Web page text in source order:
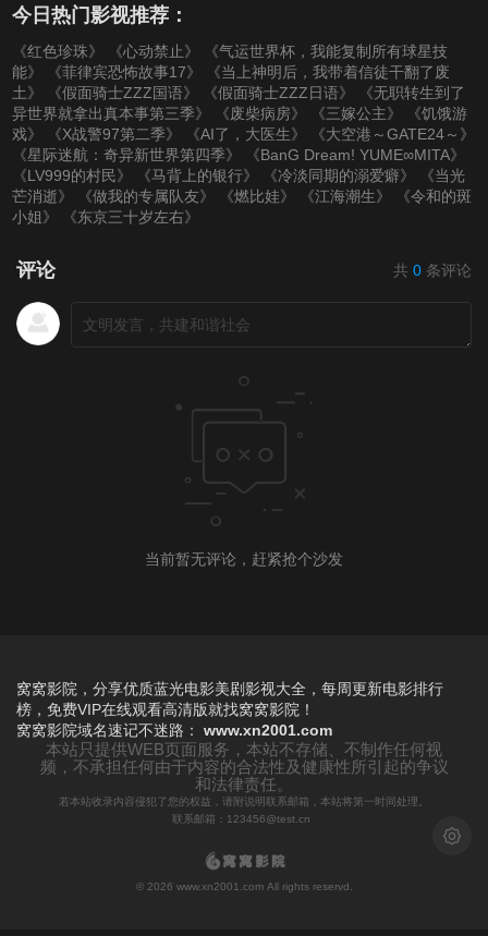
今日热门影视推荐：
《红色珍珠》 《心动禁止》
《气运世界杯，我能复制所有球星技
能》
《菲律宾恐怖故事17》
《当上神明后，我带着信徒干翻了废
土》
《假面骑士ZZZ国语》 《假面骑士ZZZ日语》
《无职转生到了
异世界就拿出真本事第三季》
《废柴病房》 《三嫁公主》
《饥饿游
戏》
《X战警97第二季》 《AI了，大医生》
《大空港～GATE24～》
《星际迷航：奇异新世界第四季》
《BanG Dream! YUME∞MITA》
《LV999的村民》
《马背上的银行》 《冷淡同期的溺爱癖》
《当光
芒消逝》
《做我的专属队友》 《燃比娃》 《江海潮生》
《令和的斑
小姐》
《东京三十岁左右》
评论 共 0 条评论
当前暂无评论，赶紧抢个沙发
浅色模
窝窝影院，分享优质蓝光电影美剧影视大全，每周更新电影排行
榜，免费VIP在线观看高清版就找窝窝影院！
窝窝影院域名速记不迷路： www.xn2001.com
本站只提供WEB页面服务，本站不存储、不制作任何视
频，不承担任何由于内容的合法性及健康性所引起的争议
和法律责任。
若本站收录内容侵犯了您的权益，请附说明联系邮箱，本站将第一时间处理。
联系邮箱：123456@test.cn
© 2026 www.xn2001.com All rights reservd.